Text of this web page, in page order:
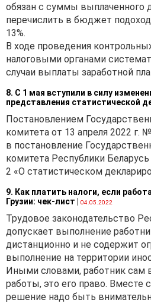
обязан с суммы выплаченного
перечислить в бюджет
13%.
В ходе проведения
налоговыми органами
случаи выплаты заработной
8. С 1 мая вступили в силу
представления статистической
Постановлением
комитета от 13 апреля 2022 г.
в постановление
комитета Республики
2 «О статистическом
9. Как платить налоги, если
Грузии: чек-лист
04.05.2022
Трудовое законодательство
допускает выполнение
дистанционно и не содержит
выполнение на территории
Иными словами, работник сам
работы, это его право. Вместе
решение надо быть